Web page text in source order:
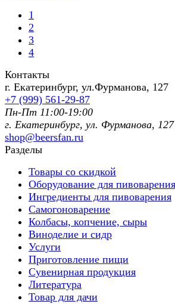
1
2
3
4
Контакты
г. Екатеринбург, ул.Фурманoва, 127
+7 (999) 561-29-87
Пн-Пт 11:00-19:00
г. Екатеринбург, ул. Фурманoва, 127
shop@beersfan.ru
Разделы
Товары со скидкой
Оборудование для пивоварения
Ингредиенты для пивоварения
Самогоноварение
Колбасы, копчение, сыры
Виноделие и сидр
Услуги
Приготовление пищи
Сувенирная продукция
Литература
Товар для дачи